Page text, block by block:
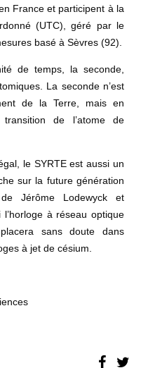
France et participent à la
(UTC), géré par le
basé à Sèvres (92).
de temps, la seconde,
La seconde n’est
de la Terre, mais en
transition de l’atome de
le SYRTE est aussi un
sur la future génération
de Jérôme Lodewyck et
à réseau optique
sans doute dans
à jet de césium.